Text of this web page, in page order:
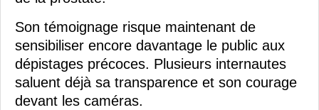
Son témoignage risque maintenant de
sensibiliser encore davantage le public aux
dépistages précoces. Plusieurs internautes
saluent déjà sa transparence et son courage
devant les caméras.